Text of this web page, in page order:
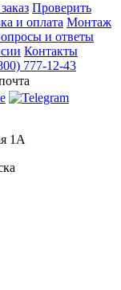
Проверить
и оплата Монтаж
и ответы
Контакты
777-12-43
1А